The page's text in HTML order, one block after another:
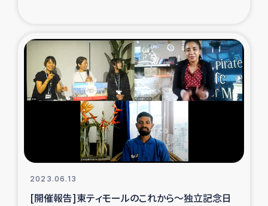
デニヤヤ小規模紅茶農家支援
コーヒー生産者支援
アイナロ県マウベシ郡でのコーヒー畑改善事業
ベイルート大規模爆発被災者支援
2023.06.13
[開催報告]東ティモールのこれから～独立記念日